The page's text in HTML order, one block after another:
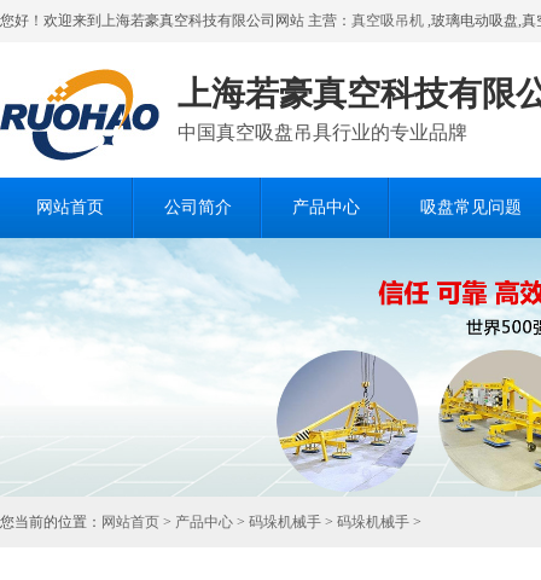
您好！欢迎来到上海若豪真空科技有限公司网站 主营： 真空吸吊机 ,玻璃电动吸盘,
上海若豪真空科技有限
中国真空吸盘吊具行业的专业品牌
网站首页 公司简介 产品中心 吸盘常见问题
在线留言
您当前的位置： 网站首页 > 产品中心 > 码垛机械手 > 码垛机械手 >